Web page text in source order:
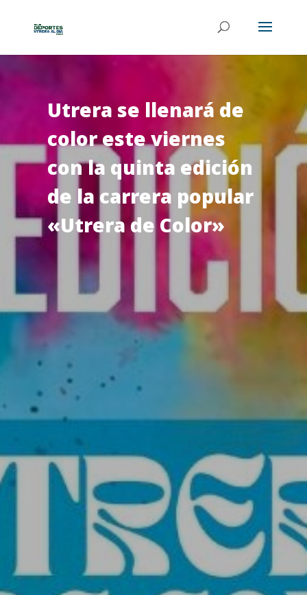
Utrera se llenará de
color este viernes
con la quinta edición
de la carrera popular
«Utrera de Color»